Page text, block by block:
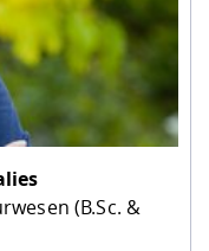
(B.Sc. &